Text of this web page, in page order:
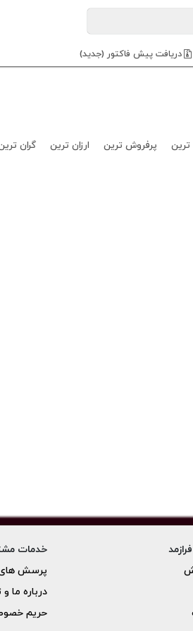
دریافت پیش فاکتور (جدید)
پرفروش ترین ارزان ترین گران
خدمات
پرسش های
درباره ما
حریم